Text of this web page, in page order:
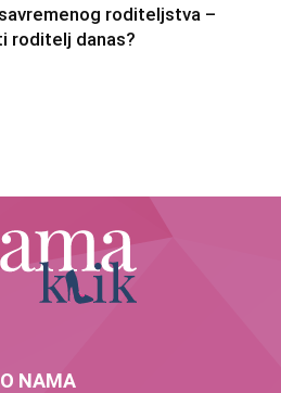
roditeljstva –
roditelj danas?
O NAMA